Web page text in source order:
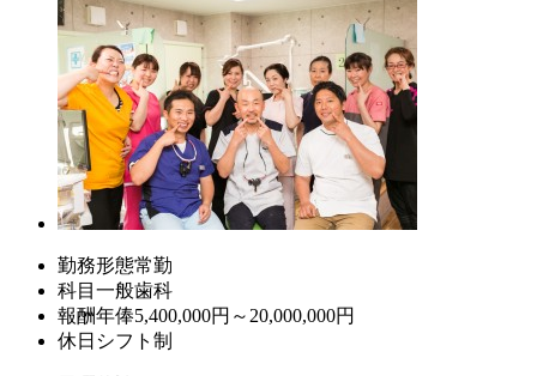
勤務形態常勤
科目 一般歯科
報酬年俸5,400,000円～20,000,000円
休日 シフト制